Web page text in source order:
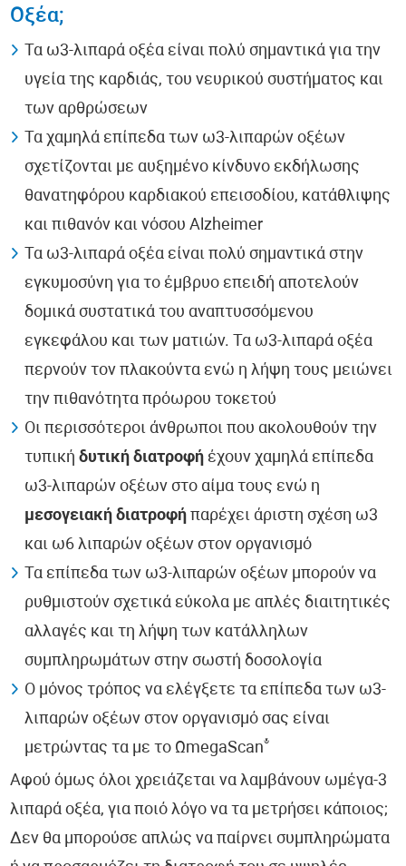
Οξέα;
Τα ω3-λιπαρά οξέα είναι πολύ σημαντικά για την
υγεία της καρδιάς, του νευρικού συστήματος και
των αρθρώσεων
Τα χαμηλά επίπεδα των ω3-λιπαρών οξέων
σχετίζονται με αυξημένο κίνδυνο εκδήλωσης
θανατηφόρου καρδιακού επεισοδίου, κατάθλιψης
και πιθανόν και νόσου Alzheimer
Τα ω3-λιπαρά οξέα είναι πολύ σημαντικά στην
εγκυμοσύνη για το έμβρυο επειδή αποτελούν
δομικά συστατικά του αναπτυσσόμενου
εγκεφάλου και των ματιών. Τα ω3-λιπαρά οξέα
περνούν τον πλακούντα ενώ η λήψη τους μειώνει
την πιθανότητα πρόωρου τοκετού
Οι περισσότεροι άνθρωποι που ακολουθούν την
τυπικήδυτική διατροφή έχουν χαμηλά επίπεδα
ω3-λιπαρών οξέων στο αίμα τους ενώ η
μεσογειακή διατροφή παρέχει άριστη σχέση ω3
και ω6 λιπαρών οξέων στον οργανισμό
Τα επίπεδα των ω3-λιπαρών οξέων μπορούν να
ρυθμιστούν σχετικά εύκολα με απλές διαιτητικές
αλλαγές και τη λήψη των κατάλληλων
συμπληρωμάτων στην σωστή δοσολογία
Ο μόνος τρόπος να ελέγξετε τα επίπεδα των ω3-
λιπαρών οξέων στον οργανισμό σας είναι
μετρώντας τα με το ΩmegaScan®
Αφού όμως όλοι χρειάζεται να λαμβάνουν ωμέγα-3
λιπαρά οξέα, για ποιό λόγο να τα μετρήσει κάποιος;
Δεν θα μπορούσε απλώς να παίρνει συμπληρώματα